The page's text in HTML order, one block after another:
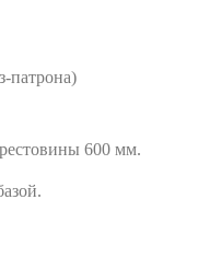
патрона)
600 мм.